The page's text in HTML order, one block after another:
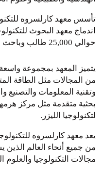
اندماج معهد البحوث
حوالي 25,000 طالب وباحث من أكثر من 100 دولة.
يتميز المعهد بمجموعة
من المجالات مثل الطاقة
وتقنية المعلومات والتصنيع
بحثية متقدمة مثل مركز
لتكنولوجيا الليزر.
يعد معهد كارلسروه
من جميع أنحاء العالم الذين
مجالات التكنولوجيا والعلوم